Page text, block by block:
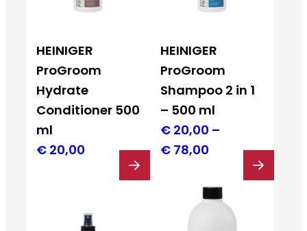
HEINIGER
ProGroom
Hydrate
Conditioner 500
ml
€ 20,00
HEINIGER
ProGroom
Shampoo 2 in 1
– 500 ml
€ 20,00 –
€ 78,00 Preisspanne:
€ 20,00
bis
€ 78,00